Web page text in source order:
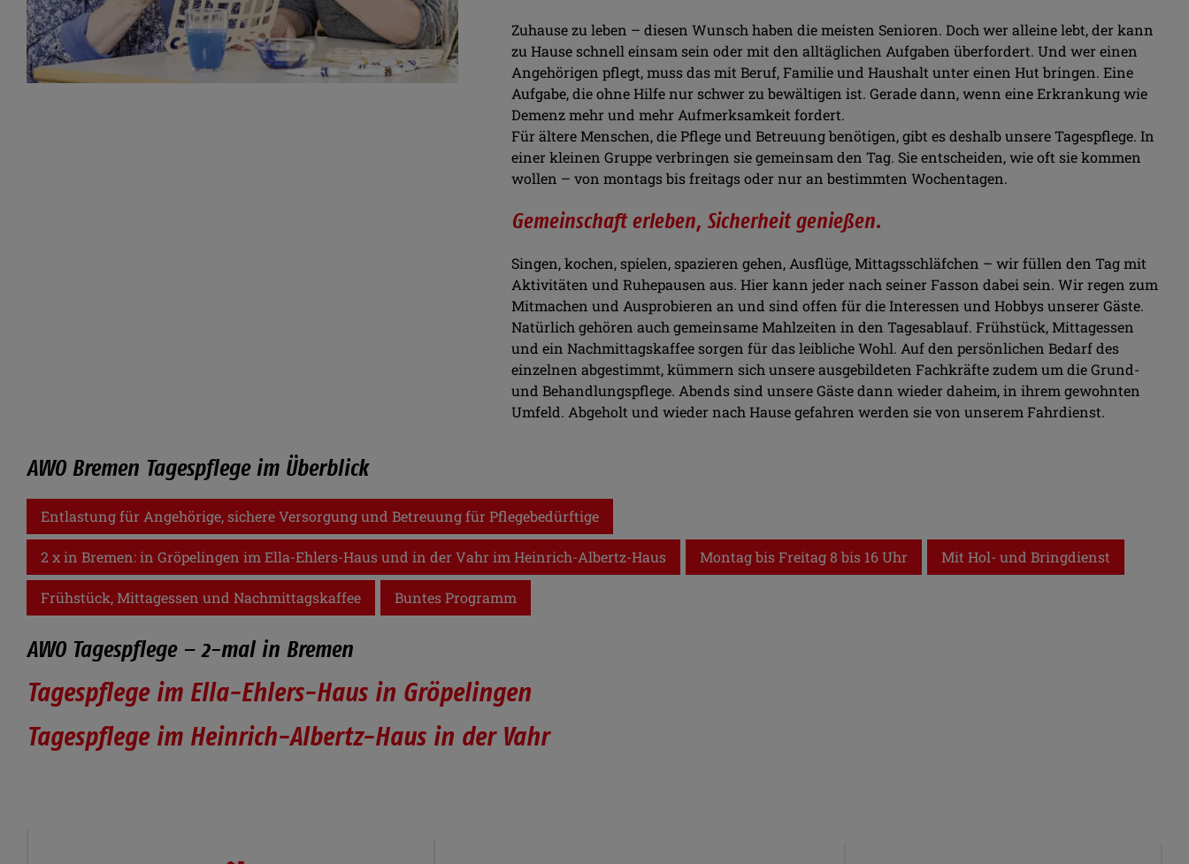
Zuhause zu leben – diesen Wunsch haben die meisten Senioren. Doch wer alleine lebt, der kann
zu Hause schnell einsam sein oder mit den alltäglichen Aufgaben überfordert. Und wer einen
Angehörigen pflegt, muss das mit Beruf, Familie und Haushalt unter einen Hut bringen. Eine
Aufgabe, die ohne Hilfe nur schwer zu bewältigen ist. Gerade dann, wenn eine Erkrankung wie
Demenz mehr und mehr Aufmerksamkeit fordert.
Für ältere Menschen, die Pflege und Betreuung benötigen, gibt es deshalb unsere Tagespflege. In
einer kleinen Gruppe verbringen sie gemeinsam den Tag. Sie entscheiden, wie oft sie kommen
wollen – von montags bis freitags oder nur an bestimmten Wochentagen.
Gemeinschaft erleben, Sicherheit genießen.
Singen, kochen, spielen, spazieren gehen, Ausflüge, Mittagsschläfchen – wir füllen den Tag mit
Aktivitäten und Ruhepausen aus. Hier kann jeder nach seiner Fasson dabei sein. Wir regen zum
Mitmachen und Ausprobieren an und sind offen für die Interessen und Hobbys unserer Gäste.
Natürlich gehören auch gemeinsame Mahlzeiten in den Tagesablauf. Frühstück, Mittagessen
und ein Nachmittagskaffee sorgen für das leibliche Wohl. Auf den persönlichen Bedarf des
einzelnen abgestimmt, kümmern sich unsere ausgebildeten Fachkräfte zudem um die Grund-
und Behandlungspflege. Abends sind unsere Gäste dann wieder daheim, in ihrem gewohnten
Umfeld. Abgeholt und wieder nach Hause gefahren werden sie von unserem Fahrdienst.
AWO Bremen Tagespflege im Überblick
Entlastung für Angehörige, sichere Versorgung und Betreuung für Pflegebedürftige
2 x in Bremen: in Gröpelingen im Ella-Ehlers-Haus und in der Vahr im Heinrich-Albertz-Haus Montag bis Freitag 8 bis 16 Uhr Mit Hol- und Bringdienst
Frühstück, Mittagessen und Nachmittagskaffee Buntes Programm
AWO Tagespflege – 2-mal in Bremen
Tagespflege im Ella-Ehlers-Haus in Gröpelingen
Tagespflege im Heinrich-Albertz-Haus in der Vahr